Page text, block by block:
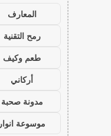
المعارف
رمح التقنية
طعم وكيف
أركاني
مدونة صحبة
موسوعة انوار